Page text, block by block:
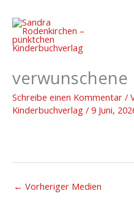
Inhalt
springen
verwunschene
Schreibe einen Kommentar /
Kinderbuchverlag / 9 Juni,
← Vorheriger Medien